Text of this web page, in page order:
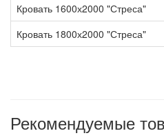
Кровать 1600х2000 "Стреса"
Кровать 1800х2000 "Стреса"
Рекомендуемые